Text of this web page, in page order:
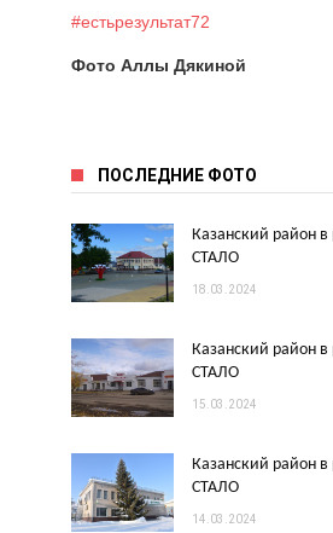
#естьрезультат72
Фото Аллы Дякиной
ПОСЛЕДНИЕ ФОТО
Казанский район
СТАЛО
18.03.2024
Казанский район
СТАЛО
15.03.2024
Казанский район
СТАЛО
14.03.2024